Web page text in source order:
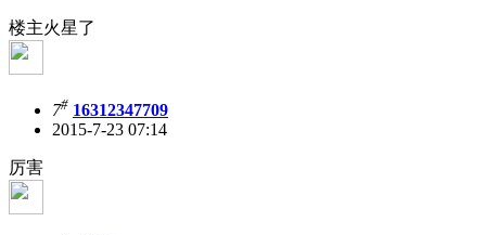
楼主火星了
7# 16312347709
2015-7-23 07:14
厉害